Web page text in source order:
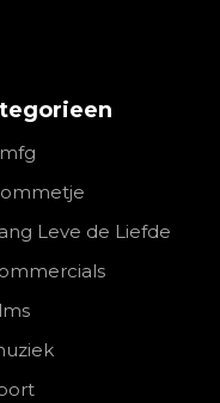
Leve de Liefde